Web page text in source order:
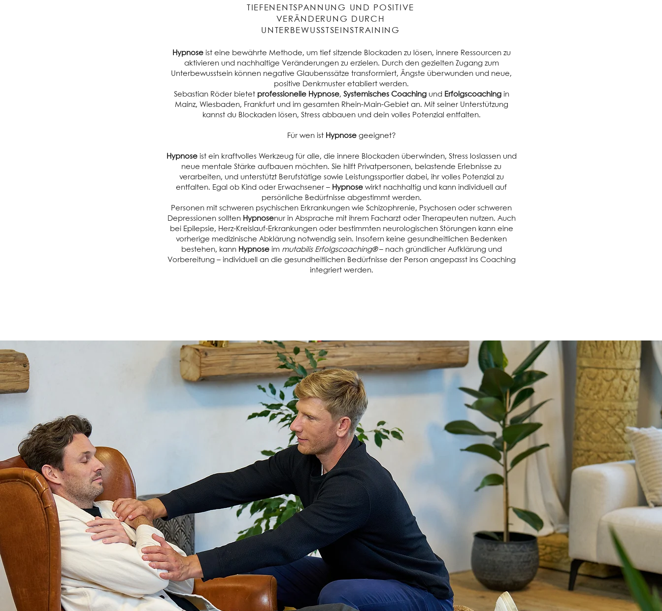
TIEFENENTSPANNUNG UND POSITIVE
VERÄNDERUNG DURCH
UNTERBEWUSSTSEINSTRAINING
Hypnoseist eine bewährte Methode, um tief sitzende Blockaden zu lösen, innere Ressourcen zu
aktivieren und nachhaltige Veränderungen zu erzielen. Durch den gezielten Zugang zum
Unterbewusstsein können negative Glaubenssätze transformiert, Ängste überwunden und neue,
positive Denkmuster etabliert werden.
Sebastian Röder bietet professionelle Hypnose, Systemisches Coachingund Erfolgscoachingin
Mainz, Wiesbaden, Frankfurt und im gesamten Rhein-Main-Gebiet an. Mit seiner Unterstützung
kannst du Blockaden lösen, Stress abbauen und dein volles Potenzial entfalten.
Für wen ist Hypnosegeeignet?
Hypnoseist ein kraftvolles Werkzeug für alle, die innere Blockaden überwinden, Stress loslassen und
neue mentale Stärke aufbauen möchten. Sie hilft Privatpersonen, belastende Erlebnisse zu
verarbeiten, und unterstützt Berufstätige sowie Leistungssportler dabei, ihr volles Potenzial zu
entfalten. Egal ob Kind oder Erwachsener – Hypnose wirkt nachhaltig und kann individuell auf
persönliche Bedürfnisse abgestimmt werden.
Personen mit schweren psychischen Erkrankungen wie Schizophrenie, Psychosen oder schweren
Depressionen sollten Hypnosenur in Absprache mit ihrem Facharzt oder Therapeuten nutzen. Auch
bei Epilepsie, Herz-Kreislauf-Erkrankungen oder bestimmten neurologischen Störungen kann eine
vorherige medizinische Abklärung notwendig sein. Insofern keine gesundheitlichen Bedenken
bestehen, kann Hypnoseim mutabilis Erfolgscoaching®– nach gründlicher Aufklärung und
Vorbereitung – individuell an die gesundheitlichen Bedürfnisse der Person angepasst ins Coaching
integriert werden.